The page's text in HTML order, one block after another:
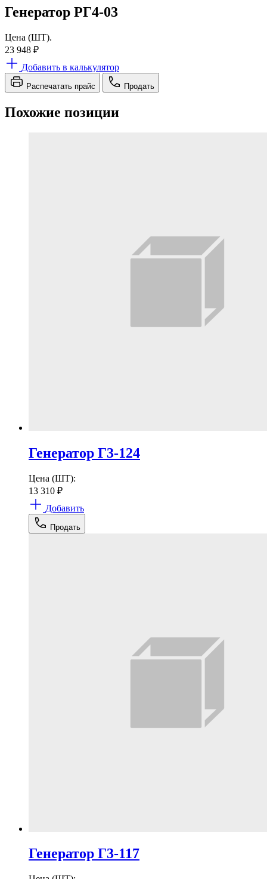
Генератор РГ4-03
Цена (ШТ).
23 948 ₽
Добавить в калькулятор
Распечатать прайс Продать
Похожие позиции
Генератор Г3-124
Цена (ШТ):
13 310 ₽
Добавить
Продать
Генератор Г3-117